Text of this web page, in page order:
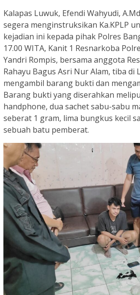
Kalapas Luwuk, Efendi Wahyudi,
segera menginstruksikan Ka.KPLP
kejadian ini kepada pihak Polres
17.00 WITA, Kanit 1 Resnarkoba
Yandri Rompis, bersama anggota
Rahayu Bagus Asri Nur Alam, tiba di
mengambil barang bukti dan
Barang bukti yang diserahkan
handphone, dua sachet sabu-sabu
seberat 1 gram, lima bungkus kecil
sebuah batu pemberat.